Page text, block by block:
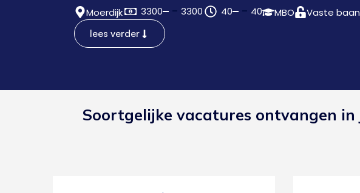
Moerdijk 3300 3300 40 40 MBO Vaste baan
lees verder
Soortgelijke vacatures ontvangen in